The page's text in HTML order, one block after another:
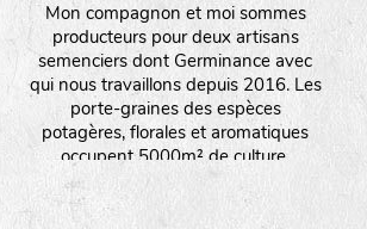
Mon compagnon et moi sommes
producteurs pour deux artisans
semenciers dont Germinance avec
qui nous travaillons depuis 2016. Les
porte-graines des espèces
potagères, florales et aromatiques
occupent 5000m² de culture.
Instalée en plaine céréalière
valonnée et semi boisée, la ferme